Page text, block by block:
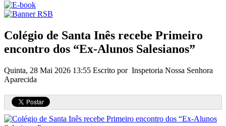
Colégio de Santa Inês recebe Primeiro
encontro dos “Ex-Alunos Salesianos”
Quinta, 28 Mai 2026 13:55 Escrito por Inspetoria Nossa Senhora
Aparecida